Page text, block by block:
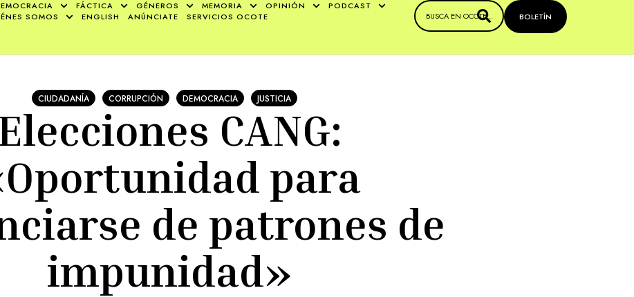
FÁCTICA GÉNEROS MEMORIA OPINIÓN
PODCAST
SOMOS
ENGLISH ANÚNCIATE SERVICIOS OCOTE BOLETÍN
CIUDADANÍA CORRUPCIÓN DEMOCRACIA JUSTICIA
CANG:
para
de patrones de
impunidad»